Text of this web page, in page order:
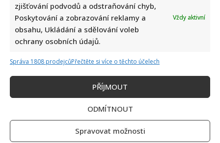
zjišťování podvodů a odstraňování chyb,
Poskytování a zobrazování reklamy a
obsahu, Ukládání a sdělování voleb
ochrany osobních údajů.
Vždy aktivní
Správa 1808 prodejcůPřečtěte si více o těchto účelech
PŘÍJMOUT
ODMÍTNOUT
Spravovat možnosti
Kvíz pro milovníky češtiny: 10 otázek na slovní zásobu
odhalí, kdo patří mezi jazykové experty
Petr Fiala poslal pozdrav z dovolené v Itálii: Fotka s
manželkou potěšila všechny fanoušky